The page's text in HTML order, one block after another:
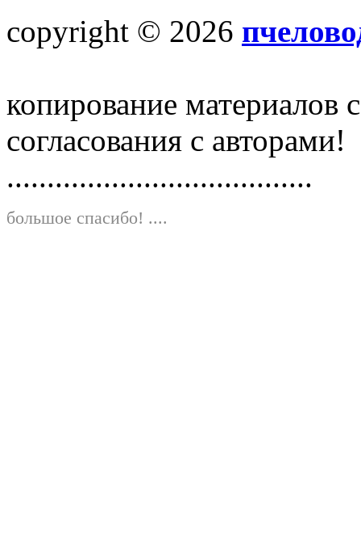
copyright © 2026
копирование материалов
согласования с авторами!
......................................
большое спасибо! ....